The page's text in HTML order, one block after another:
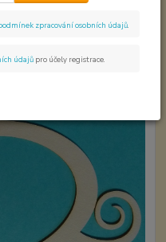
zpracování osobních údajů
údajů pro účely registrace.